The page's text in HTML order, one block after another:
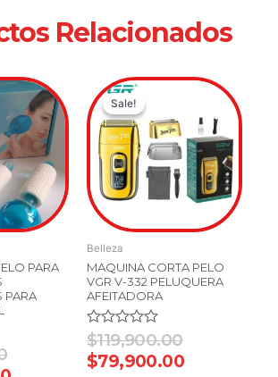
Relacionados
PARA
PARA
Original
price
was:
$89,900.00.
Current
price
is:
$59,900.00.
Sale!
Sale!
Belleza
MAQUINA CORTA PELO
VGR V-332 PELUQUERA
AFEITADORA
Valorado
en
0
$119,900.00
Original
was:
$79,900.00
Current
is: